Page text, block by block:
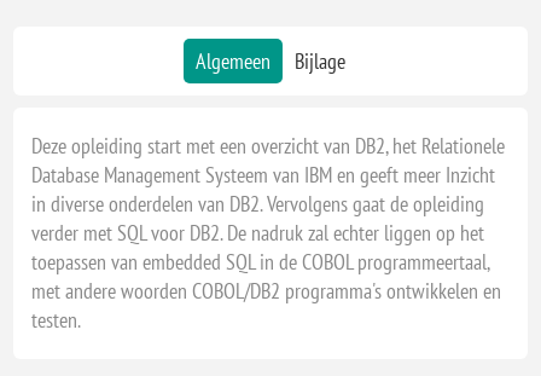
Algemeen Bijlage
Deze opleiding start met een overzicht van DB2, het Relationele
Database Management Systeem van IBM en geeft meer Inzicht
in diverse onderdelen van DB2. Vervolgens gaat de opleiding
verder met SQL voor DB2. De nadruk zal echter liggen op het
toepassen van embedded SQL in de COBOL programmeertaal,
met andere woorden COBOL/DB2 programma's ontwikkelen en
testen.